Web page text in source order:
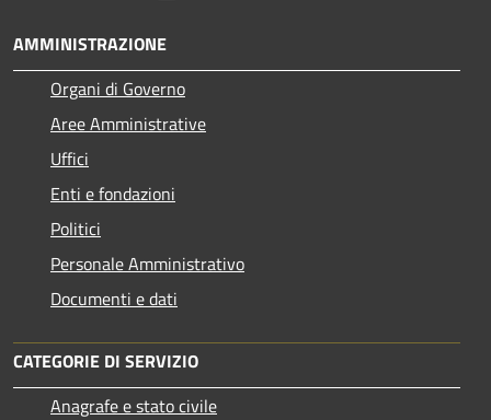
AMMINISTRAZIONE
Organi di Governo
Aree Amministrative
Uffici
Enti e fondazioni
Politici
Personale Amministrativo
Documenti e dati
CATEGORIE DI SERVIZIO
Anagrafe e stato civile